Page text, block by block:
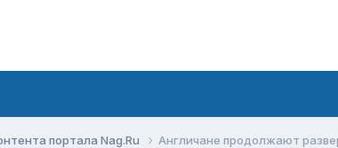
портала Nag.Ru Англичане продолжают